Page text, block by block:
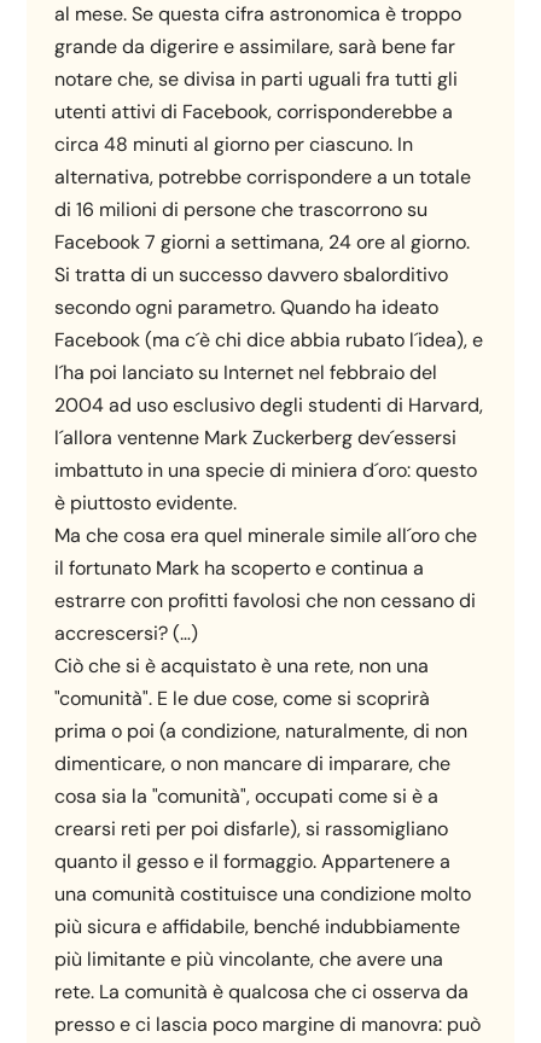
al mese. Se questa cifra astronomica è troppo
grande da digerire e assimilare, sarà bene far
notare che, se divisa in parti uguali fra tutti gli
utenti attivi di Facebook, corrisponderebbe a
circa 48 minuti al giorno per ciascuno. In
alternativa, potrebbe corrispondere a un totale
di 16 milioni di persone che trascorrono su
Facebook 7 giorni a settimana, 24 ore al giorno.
Si tratta di un successo davvero sbalorditivo
secondo ogni parametro. Quando ha ideato
Facebook (ma c´è chi dice abbia rubato l´idea), e
l´ha poi lanciato su Internet nel febbraio del
2004 ad uso esclusivo degli studenti di Harvard,
l´allora ventenne Mark Zuckerberg dev´essersi
imbattuto in una specie di miniera d´oro: questo
è piuttosto evidente.
Ma che cosa era quel minerale simile all´oro che
il fortunato Mark ha scoperto e continua a
estrarre con profitti favolosi che non cessano di
accrescersi? (…)
Ciò che si è acquistato è una rete, non una
"comunità". E le due cose, come si scoprirà
prima o poi (a condizione, naturalmente, di non
dimenticare, o non mancare di imparare, che
cosa sia la "comunità", occupati come si è a
crearsi reti per poi disfarle), si rassomigliano
quanto il gesso e il formaggio. Appartenere a
una comunità costituisce una condizione molto
più sicura e affidabile, benché indubbiamente
più limitante e più vincolante, che avere una
rete. La comunità è qualcosa che ci osserva da
presso e ci lascia poco margine di manovra: può